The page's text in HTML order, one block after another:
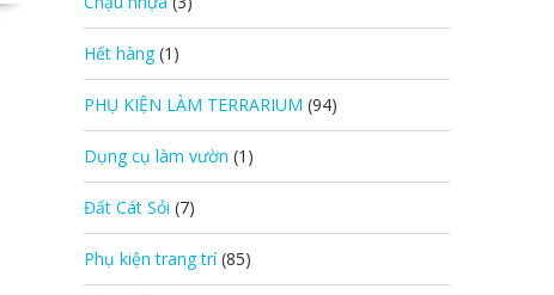
Hết hàng (1)
PHỤ KIỆN LÀM TERRARIUM (94)
Dụng cụ làm vườn (1)
Đất Cát Sỏi (7)
Phụ kiện trang trí (85)